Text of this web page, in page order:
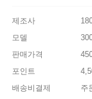
제조사
모델
판매가격
포인트
배송비결제
주